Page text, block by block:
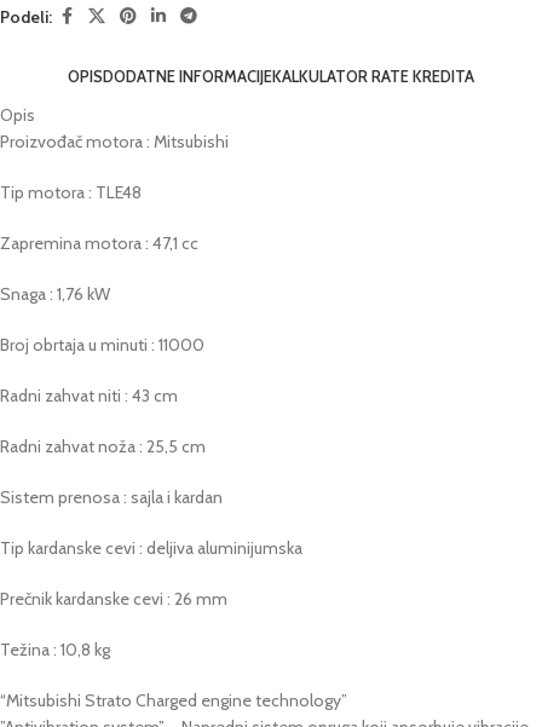
Podeli:
OPISDODATNE INFORMACIJEKALKULATOR RATE KREDITA
Opis
Proizvođač motora : Mitsubishi
Tip motora : TLE48
Zapremina motora : 47,1 cc
Snaga : 1,76 kW
Broj obrtaja u minuti : 11000
Radni zahvat niti : 43 cm
Radni zahvat noža : 25,5 cm
Sistem prenosa : sajla i kardan
Tip kardanske cevi : deljiva aluminijumska
Prečnik kardanske cevi : 26 mm
Težina : 10,8 kg
“Mitsubishi Strato Charged engine technology”